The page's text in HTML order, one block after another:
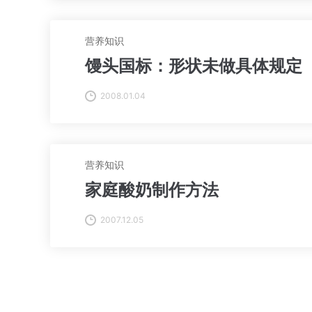
营养知识
馒头国标：形状未做具体规定
2008.01.04
营养知识
家庭酸奶制作方法
2007.12.05